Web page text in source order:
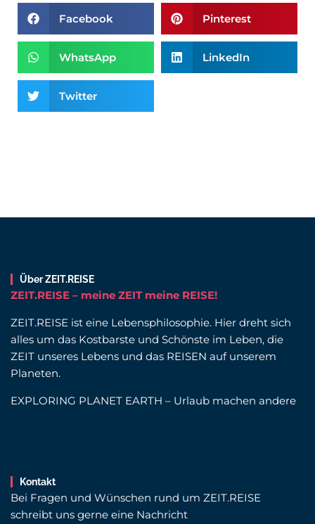
Facebook Pinterest
WhatsApp LinkedIn
Twitter
Über ZEIT.REISE
ZEIT.REISE – meine ZEIT meine REISE!
ZEIT.REISE ist eine Lebensphilosophie. Hier dreht sich
alles um das Kostbarste und Schönste im Leben, die
ZEIT unseres Lebens und das REISEN auf unserem
Planeten.
EXPLORING PLANET EARTH – Urlaub machen andere
Kontakt
Bei Fragen und Wünschen rund um ZEIT.REISE
schreibt uns gerne eine Nachricht